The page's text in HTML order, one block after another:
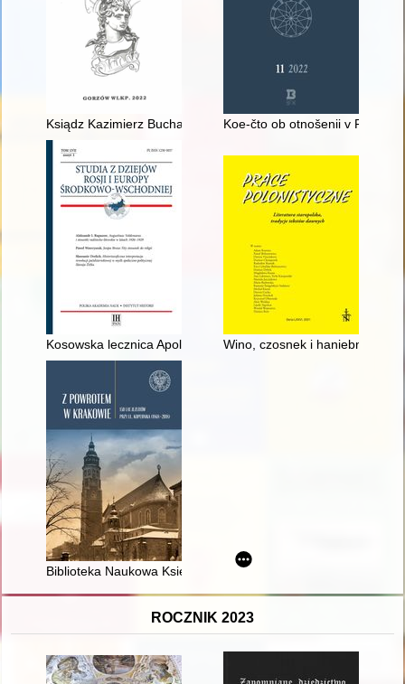
Ksiądz Kazimierz Buchalik (20 VI 1935 Orzesze – 14 X 2021
Koe-čto ob otnošenii v Persii k
Kosowska lecznica Apolinarego Tarnawskiego w
Wino, czosnek i haniebna
Biblioteka Naukowa Księży Jezuitów w Krakowie
ROCZNIK 2023